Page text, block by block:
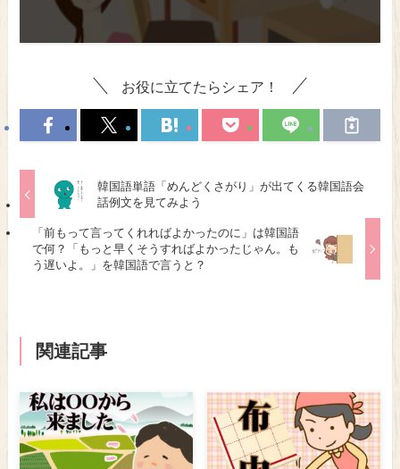
お役に立てたらシェア！
韓国語単語「めんどくさがり」が出てくる韓国語会
話例文を見てみよう
「前もって言ってくれればよかったのに」は韓国語
で何？「もっと早くそうすればよかったじゃん。も
う遅いよ。」を韓国語で言うと？
関連記事